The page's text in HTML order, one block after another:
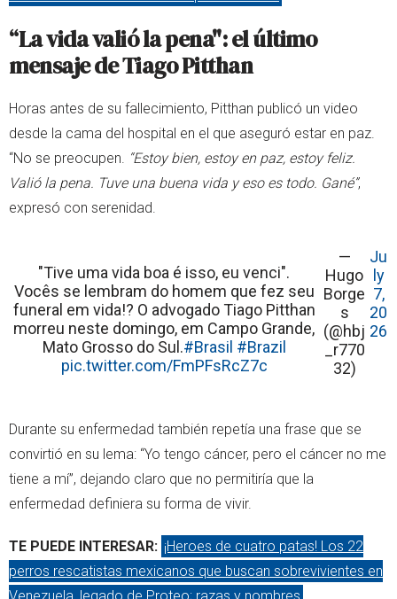
“La vida valió la pena": el último
mensaje de Tiago Pitthan
Horas antes de su fallecimiento, Pitthan publicó un video
desde la cama del hospital en el que aseguró estar en paz.
“No se preocupen. “Estoy bien, estoy en paz, estoy feliz.
Valió la pena. Tuve una buena vida y eso es todo. Gané”,
expresó con serenidad.
"Tive uma vida boa é isso, eu venci".
Vocês se lembram do homem que fez seu
funeral em vida!? O advogado Tiago Pitthan
morreu neste domingo, em Campo Grande,
Mato Grosso do Sul.#Brasil #Brazil
pic.twitter.com/FmPFsRcZ7c
—
Hugo
Borge
s
(@hbj
_r770
32)
Ju
ly
7,
20
26
Durante su enfermedad también repetía una frase que se
convirtió en su lema: “Yo tengo cáncer, pero el cáncer no me
tiene a mí”, dejando claro que no permitiría que la
enfermedad definiera su forma de vivir.
TE PUEDE INTERESAR: ¡Heroes de cuatro patas! Los 22
perros rescatistas mexicanos que buscan sobrevivientes en